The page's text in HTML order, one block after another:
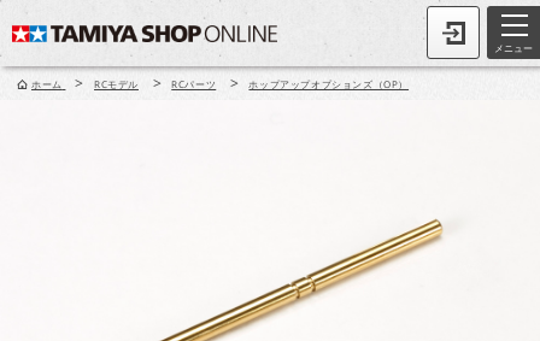
メニュー
ホーム > RCモデル > RCパーツ > ホップアップオプションズ（OP）